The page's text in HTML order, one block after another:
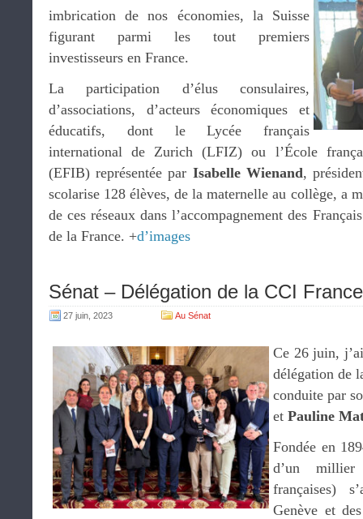
imbrication de nos économies, la Suisse
figurant parmi les tout premiers
investisseurs en France.
La participation d’élus consulaires,
d’associations, d’acteurs économiques et
éducatifs, dont le Lycée français
international de Zurich (LFIZ) ou l’École
(EFIB) représentée par Isabelle Wienand,
scolarise 128 élèves, de la maternelle au collège, a
de ces réseaux dans l’accompagnement des
de la France. +d’images
Sénat – Délégation de la CCI
27 juin, 2023 Au Sénat
Ce 26 juin,
délégation de
conduite par
et Pauline
Fondée en
d’un millier
françaises)
Genève et